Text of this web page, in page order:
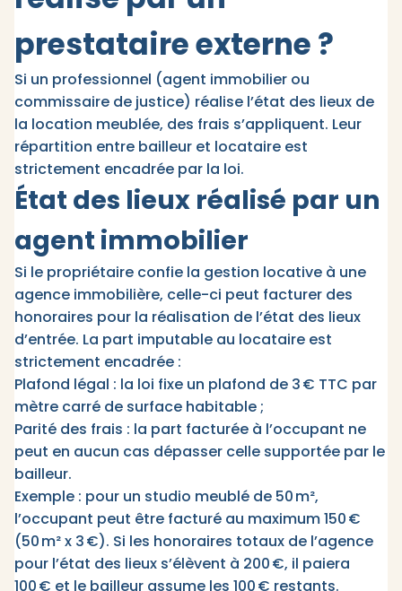
prestataire externe ?
Si un professionnel (agent immobilier ou
commissaire de justice) réalise l’état des lieux de
la location meublée, des frais s’appliquent. Leur
répartition entre bailleur et locataire est
strictement encadrée par la loi.
État des lieux réalisé par un
agent immobilier
Si le propriétaire confie la gestion locative à une
agence immobilière, celle-ci peut facturer des
honoraires pour la réalisation de l’état des lieux
d’entrée. La part imputable au locataire est
strictement encadrée :​
Plafond légal : la loi fixe un plafond de 3 € TTC par
mètre carré de surface habitable ;
Parité des frais : la part facturée à l’occupant ne
peut en aucun cas dépasser celle supportée par le
bailleur.​
Exemple : pour un studio meublé de 50 m²,
l’occupant peut être facturé au maximum 150 €
(50 m² x 3 €). Si les honoraires totaux de l’agence
pour l’état des lieux s’élèvent à 200 €, il paiera
100 € et le bailleur assume les 100 € restants.